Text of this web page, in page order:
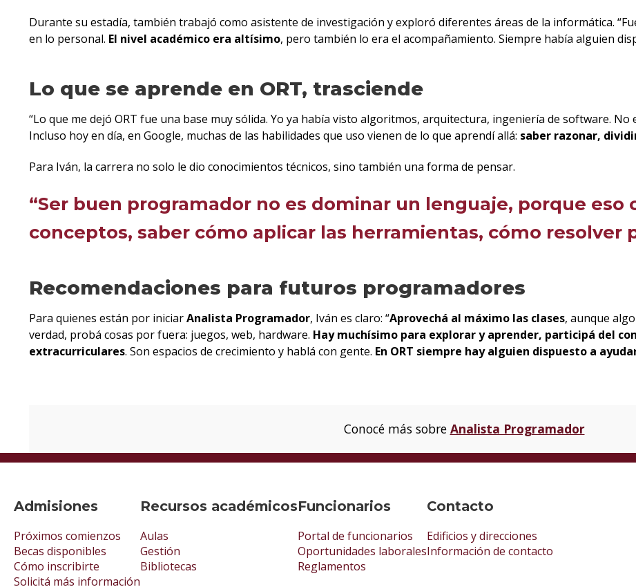
Durante su estadía, también trabajó como asistente de investigación y exploró diferentes áreas de la informática.
en lo personal. El nivel académico era altísimo, pero también lo era el acompañamiento. Siempre había alguien
Lo que se aprende en ORT, trasciende
“Lo que me dejó ORT fue una base muy sólida. Yo ya había visto algoritmos, arquitectura, ingeniería de software.
Incluso hoy en día, en Google, muchas de las habilidades que uso vienen de lo que aprendí allá: saber razonar,
Para Iván, la carrera no solo le dio conocimientos técnicos, sino también una forma de pensar.
“Ser buen programador no es dominar un lenguaje, porque eso
conceptos, saber cómo aplicar las herramientas, cómo resolver
Recomendaciones para futuros programadores
Para quienes están por iniciarAnalista Programador, Iván es claro: “Aprovechá al máximo las clases, aunque
verdad, probá cosas por fuera: juegos, web, hardware. Hay muchísimo para explorar y aprender, participá del
extracurriculares. Son espacios de crecimiento y hablá con gente. En ORT siempre hay alguien dispuesto a
Conocé más sobre Analista Programador
Admisiones
Próximos comienzos
Becas disponibles
Cómo inscribirte
Solicitá más información
Recursos académicos
Aulas
Gestión
Bibliotecas
Funcionarios
Portal de funcionarios
Oportunidades laborales
Reglamentos
Contacto
Edificios y direcciones
Información de contacto